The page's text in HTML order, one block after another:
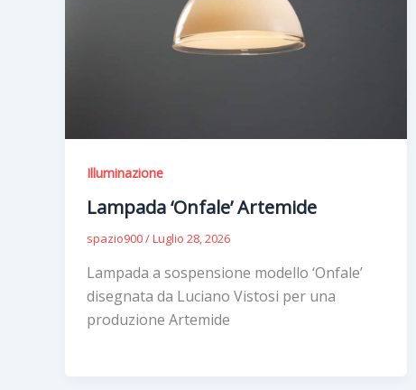
Illuminazione
Lampada ‘Onfale’ Artemide
spazio900/Luglio 28, 2026
Lampada a sospensione modello ‘Onfale’
disegnata da Luciano Vistosi per una
produzione Artemide